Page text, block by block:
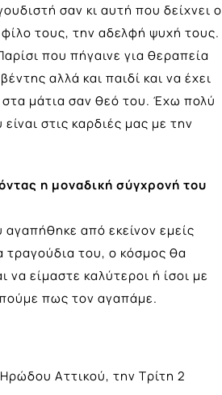
σαν κι αυτή που δείχνει ο
τους, την αδελφή ψυχή τους.
που πήγαινε για θεραπεία
αλλά και παιδί και να έχει
μάτια σαν θεό του. Έχω πολύ
στις καρδιές μας με την
η μοναδική σύγχρονή του
από εκείνον εμείς
του, ο κόσμος θα
να είμαστε καλύτεροι ή ίσοι με
πούμε πως τον αγαπάμε.
Αττικού, την Τρίτη 2